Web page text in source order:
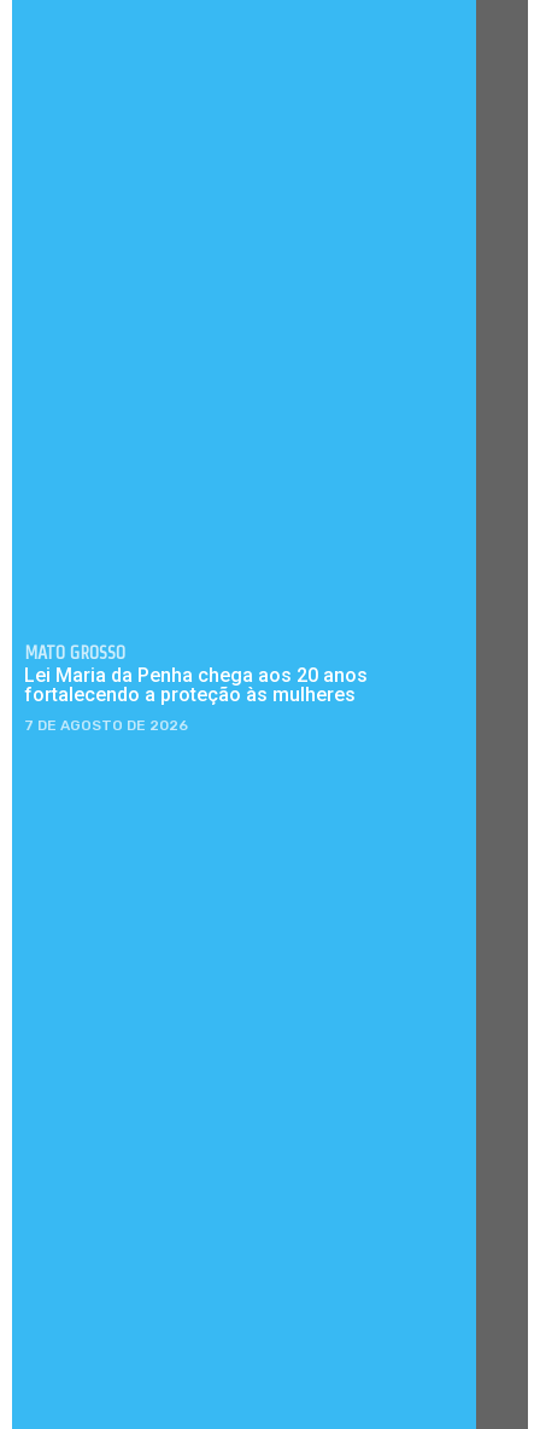
MATO GROSSO
Lei Maria da Penha chega aos 20 anos
fortalecendo a proteção às mulheres
7 DE AGOSTO DE 2026